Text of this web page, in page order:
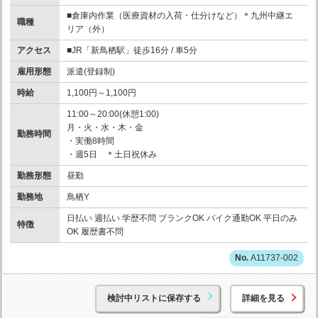
職種
■倉庫内作業（医療資材の入荷・仕分けなど）＊九州中継エ
リア（外）
アクセス ■JR「新鳥栖駅」徒歩16分 / 車5分
雇用形態 派遣(登録制)
時給 1,100円～1,100円
勤務時間
11:00～20:00(休憩1:00)
月・火・水・木・金
・実働8時間
・週5日 ＊土日祝休み
勤務形態 昼勤
勤務地 鳥栖Y
特徴
日払い 週払い 学歴不問 ブランクOK バイク通勤OK 平日のみ
OK 履歴書不問
A11737-002
検討中リストに保存する 詳細を見る